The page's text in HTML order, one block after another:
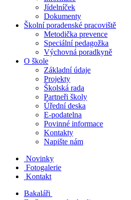
Jídelníček
Dokumenty
Školní poradenské pracoviště
Metodička prevence
Speciální pedagožka
Výchovná poradkyně
O škole
Základní údaje
Projekty
Školská rada
Partneři školy
Úřední deska
E-podatelna
Povinné informace
Kontakty
Napište nám
Novinky
Fotogalerie
Kontakt
Bakaláři